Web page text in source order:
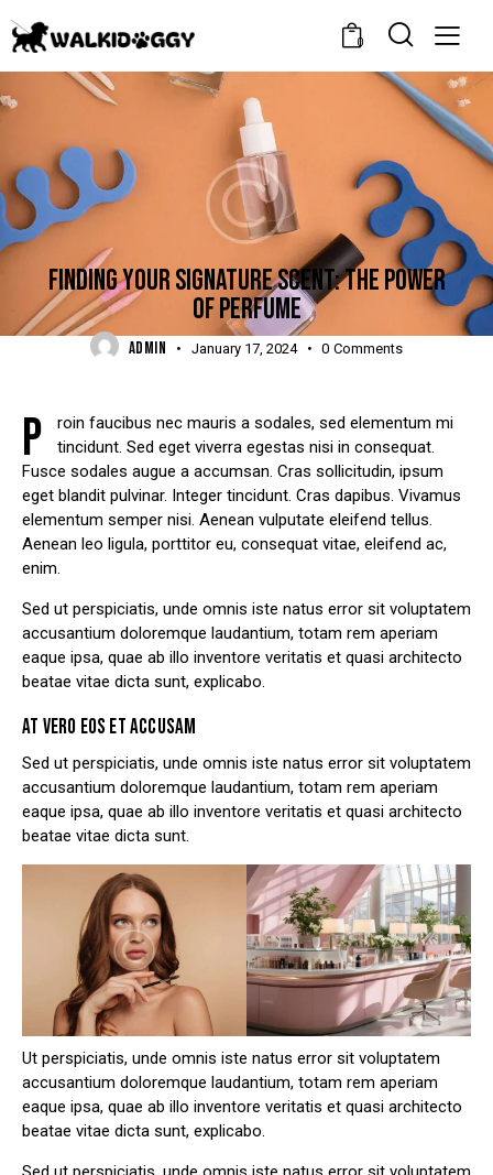
0
POPULAR
FINDING YOUR SIGNATURE SCENT: THE POWER
OF PERFUME
ADMIN January 17, 2024 0 Comments
P
roin faucibus nec mauris a sodales, sed elementum mi
tincidunt. Sed eget viverra egestas nisi in consequat.
Fusce sodales augue a accumsan. Cras sollicitudin, ipsum
eget blandit pulvinar. Integer tincidunt. Cras dapibus. Vivamus
elementum semper nisi. Aenean vulputate eleifend tellus.
Aenean leo ligula, porttitor eu, consequat vitae, eleifend ac,
enim.
Sed ut perspiciatis, unde omnis iste natus error sit voluptatem
accusantium doloremque laudantium, totam rem aperiam
eaque ipsa, quae ab illo inventore veritatis et quasi architecto
beatae vitae dicta sunt, explicabo.
AT VERO EOS ET ACCUSAM
Sed ut perspiciatis, unde omnis iste natus error sit voluptatem
accusantium doloremque laudantium, totam rem aperiam
eaque ipsa, quae ab illo inventore veritatis et quasi architecto
beatae vitae dicta sunt.
Ut perspiciatis, unde omnis iste natus error sit voluptatem
accusantium doloremque laudantium, totam rem aperiam
eaque ipsa, quae ab illo inventore veritatis et quasi architecto
beatae vitae dicta sunt, explicabo.